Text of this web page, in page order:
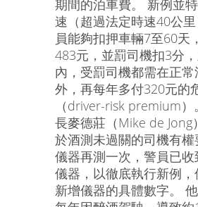
期間的泊車費。 新例並
速（超過法定時速40公
員能夠扣押車輛7至60天
483元，並罰司機扣3分
內，受罰司機都需在正常
外，再每年多付320元的
（driver-risk premium
長麥德莊（Mike de Jong
於酒測未過關的司機有
儀器再測一次，警員已
儀器，以徹底執行新例
新增儀器的具體數字。